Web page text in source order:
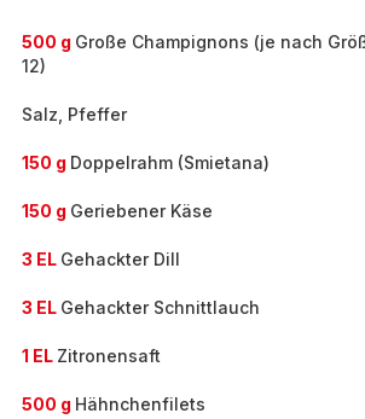
500 g Große Champignons (je nach
12)
Salz, Pfeffer
150 g Doppelrahm (Smietana)
150 g Geriebener Käse
3 EL Gehackter Dill
3 EL Gehackter Schnittlauch
1 EL Zitronensaft
500 g Hähnchenfilets